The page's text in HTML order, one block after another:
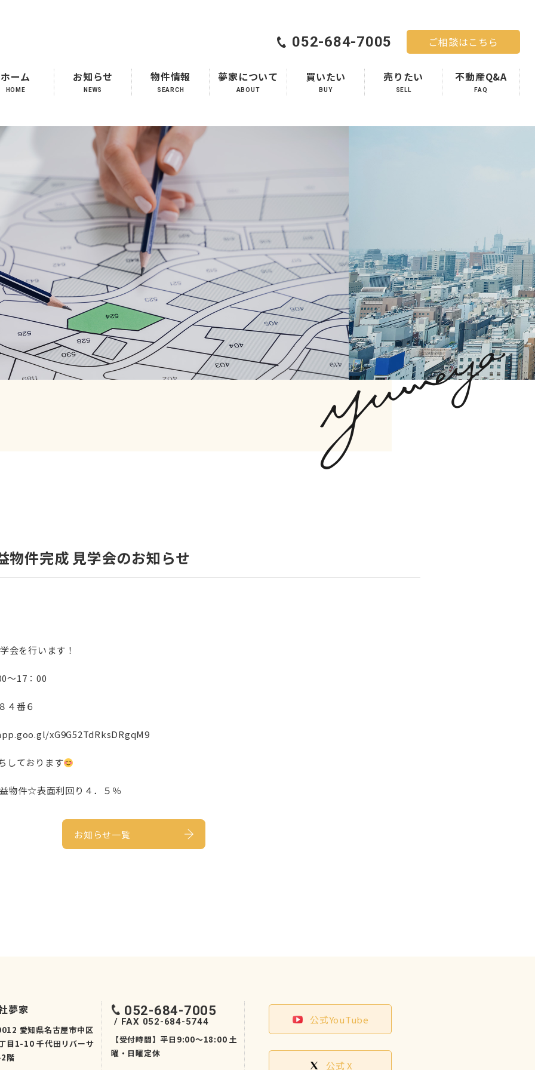
052-684-7005 ご相談はこちら
ホーム お知らせ 物件情報 夢家について 買いたい 売りたい 不動産Q&A
物件完成 見学会のお知らせ
会を行います！
17：00
４番６
xG9G52TdRksDRgqM9
しております
物件☆表面利回り４．５％
お知らせ一覧
夢家
愛知県名古屋市中区
目1-10 千代田リバーサ
階
052-684-7005
FAX 052-684-5744
【受付時間】平日9:00〜18:00 土
曜・日曜定休
公式YouTube
公式 X